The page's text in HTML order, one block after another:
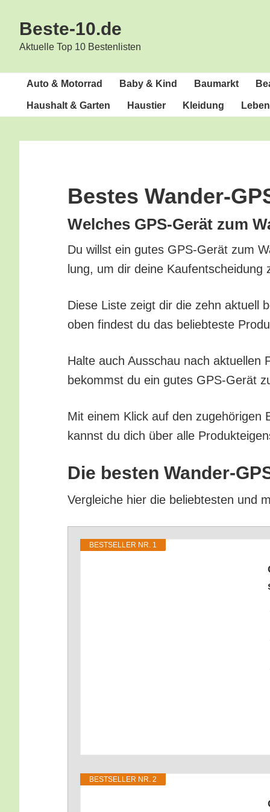
Hauptnavigation
springen
Inhalt
springen
Beste-10.de
Aktuelle Top 10 Bestenlisten
Auto & Motorrad Baby & Kind Bau­markt
Haus­halt & Garten Haus­tier Klei­dung
Bes­tes Wander-
Wel­ches GPS-Gerät zum
Du willst ein gutes GPS-Gerät zum
lung, um dir dei­ne
Die­se Lis­te zeigt dir die zehn aktu­ell
oben fin­dest du das belieb­tes­te
Hal­te auch Aus­schau nach aktu­el­len
bekommst du ein gutes GPS-Gerät
Mit einem Klick auf den
kannst du dich über alle
Die bes­ten Wan­der-
Ver­glei­che hier die belieb­tes­ten und
BEST­SEL­LER NR. 1
BEST­SEL­LER NR. 2